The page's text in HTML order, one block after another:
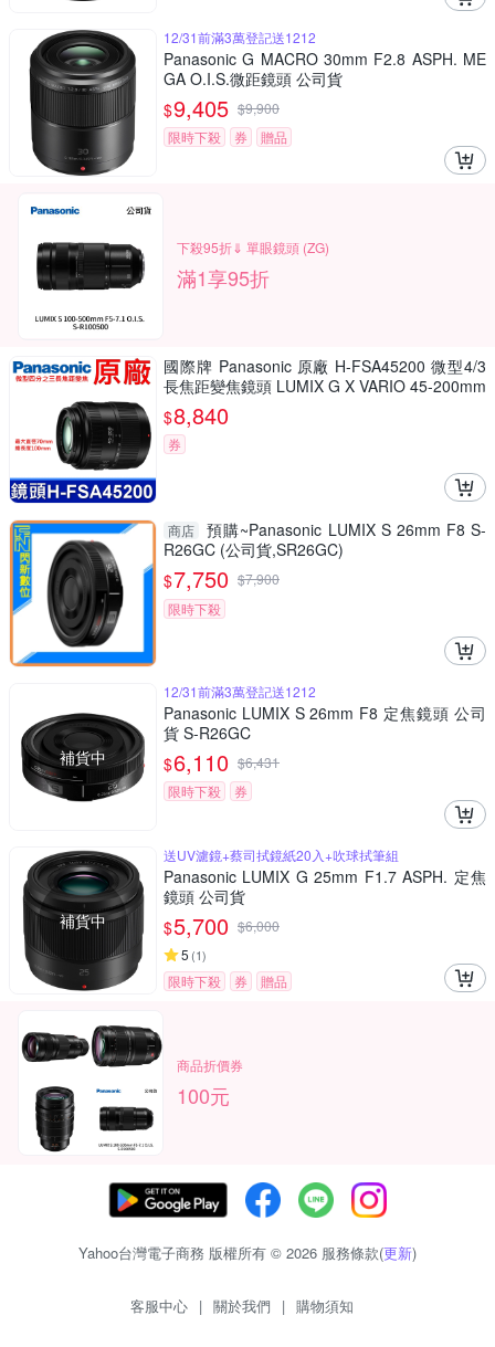
12/31前滿3萬登記送1212
Panasonic G MACRO 30mm F2.8 ASPH. ME
GA O.I.S.微距鏡頭 公司貨
$9,405 $9,900
限時下殺
券 贈品
下殺95折⇓ 單眼鏡頭 (ZG)
滿1享95折
國際牌 Panasonic 原廠 H-FSA45200 微型4/3
長焦距變焦鏡頭 LUMIX G X VARIO 45-200mm
單眼鏡頭 相機
$8,840
券
商店
預購~Panasonic LUMIX S 26mm F8 S-
R26GC (公司貨,SR26GC)
$7,750 $7,900
限時下殺
補貨中
12/31前滿3萬登記送1212
Panasonic LUMIX S 26mm F8 定焦鏡頭 公司
貨 S-R26GC
$6,110 $6,431
限時下殺
券
補貨中
送UV濾鏡+蔡司拭鏡紙20入+吹球拭筆組
Panasonic LUMIX G 25mm F1.7 ASPH. 定焦
鏡頭 公司貨
$5,700 $6,000
5 (1)
限時下殺 券 贈品
商品折價券
100元
Yahoo台灣電子商務 版權所有 © 2026 服務條款(更新)
客服中心 | 關於我們 | 購物須知